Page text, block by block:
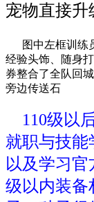
宠物直接升
图中左框训练
经验头饰、随身
券整合了全队回
旁边传送石
110级以
就职与技能
以及学习
级以内装备